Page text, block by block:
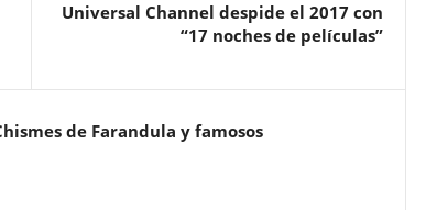
Universal Channel despide el 2017 con
“17 noches de películas”
de Farandula y famosos